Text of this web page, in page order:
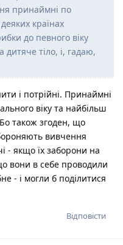
принаймні по
країнах
до певного віку
тіло, і, гадаю,
і потрійні. Принаймні
віку та найбільш
також згоден, що
вивчення
- якщо їх заборони на
вони в себе проводили
- і могли б поділитися
Відповісти